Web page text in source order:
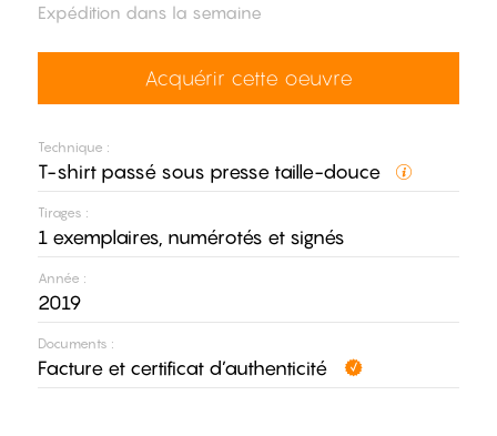
Technique :
T-shirt passé sous presse taille-douce
Tirages :
1 exemplaires, numérotés et signés
Année :
2019
Documents :
Facture et certificat d’authenticité
Expédition dans la semaine
Acquérir cette oeuvre